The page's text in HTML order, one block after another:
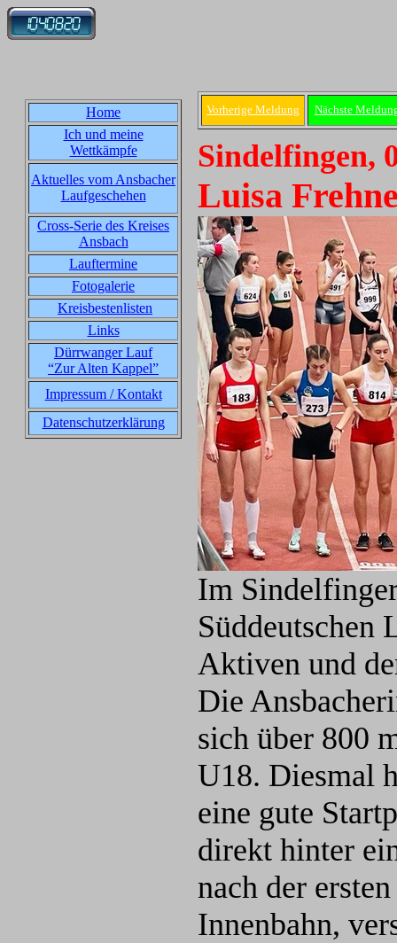
Home
Ich und meine
Wettkämpfe
Aktuelles vom Ansbacher
Laufgeschehen
Cross-Serie des Kreises
Ansbach
Lauftermine
Fotogalerie
Kreisbestenlisten
Links
Dürrwanger Lauf
“Zur Alten Kappel”
Impressum / Kontakt
Datenschutzerklärung
Vorherige Meldung Nächste
Sindelfingen,
Luisa
Im
Süddeutschen
Aktiven und
Die
sich über 800
U18. Diesmal
eine gute
direkt hinter
nach der
Innenbahn,